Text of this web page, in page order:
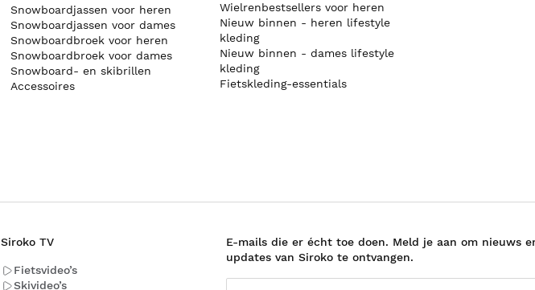
Snowboardjassen voor heren
Snowboardjassen voor dames
Snowboardbroek voor heren
Snowboardbroek voor dames
Snowboard- en skibrillen
Accessoires
Wielrenbestsellers voor heren
Nieuw binnen - heren lifestyle
kleding
Nieuw binnen - dames lifestyle
kleding
Fietskleding-essentials
Siroko TV
Fietsvideo’s
Skivideo’s
E-mails die er écht toe doen. Meld je aan om nieuws
updates van Siroko te ontvangen.